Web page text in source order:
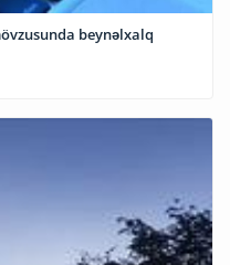
beynəlxalq